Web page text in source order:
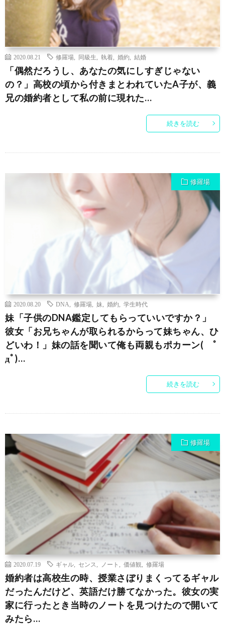
2020.08.21 修羅場 同級生 執着 婚約 結婚
「偶然だろうし、あなたの気にしすぎじゃない
の？」高校の頃から付きまとわれていたA子が、義
兄の婚約者として私の前に現れた…
続きを読む
修羅場
2020.08.20 DNA 修羅場 妹 婚約 学生時代
妹「子供のDNA鑑定してもらっていいですか？」
彼女「お兄ちゃんが取られるからって妹ちゃん、ひ
どいわ！」妹の話を聞いて俺も両親もポカーン( ﾟ
дﾟ)…
続きを読む
修羅場
2020.07.19 ギャル センス ノート 価値観 修羅場
婚約者は高校生の時、授業さぼりまくってるギャル
だったんだけど、英語だけ勝てなかった。彼女の実
家に行ったとき当時のノートを見つけたので開いて
みたら…